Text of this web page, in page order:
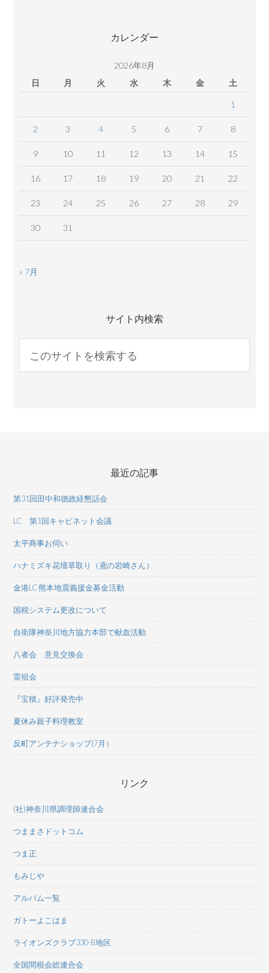
カレンダー
2026年8月
日
月 火 水 木 金 土
1
2 3 4 5 6 7 8
9 10 11 12 13 14 15
16 17 18 19 20 21 22
23 24 25 26 27 28 29
30 31
« 7月
サイト内検索
最近の記事
第31回田中和德政経懇話会
LC 第1回キャビネット会議
太平商事お伺い
ハナミズキ花壇草取り（鳶の岩崎さん）
金港LC 熊本地震義援金募金活動
国税システム更改について
自衛隊神奈川地方協力本部で献血活動
八者会 意見交換会
雷祖会
『宝積』好評発売中
夏休み親子料理教室
反町アンテナショップ(7月）
リンク
(社)神奈川県調理師連合会
つままさドットコム
つま正
もみじや
アルバム一覧
ガトーよこはま
ライオンズクラブ330-B地区
全国間税会総連合会